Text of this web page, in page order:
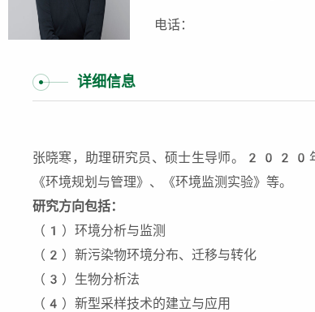
电话：
详细信息
张晓寒，助理研究员、硕士生导师。2020年
《环境规划与管理》、《环境监测实验》等。
研究方向包括：
（1）环境分析与监测
（2）新污染物环境分布、迁移与转化
（3）生物分析法
（4）新型采样技术的建立与应用